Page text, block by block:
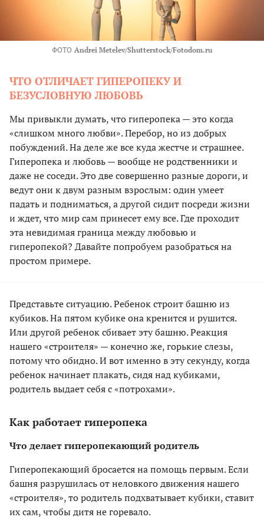
ФОТО Andrei Metelev/Shutterstock/Fotodom.ru
ЧТО ОТЛИЧАЕТ ГИПЕРОПЕКУ И
БЕЗУСЛОВНУЮ ЛЮБОВЬ
Мы привыкли думать, что гиперопека — это когда
«слишком много любви». Перебор, но из добрых
побуждений. На деле же все куда жестче и страшнее.
Гиперопека и любовь — вообще не родственники и
даже не соседи. Это две совершенно разные дороги, и
ведут они к двум разным взрослым: один умеет
падать и подниматься, а другой сидит посреди жизни
и ждет, что мир сам принесет ему все. Где проходит
эта невидимая граница между любовью и
гиперопекой? Давайте попробуем разобраться на
простом примере.
Представьте ситуацию. Ребенок строит башню из
кубиков. На пятом кубике она кренится и рушится.
Или другой ребенок сбивает эту башню. Реакция
нашего «строителя» — конечно же, горькие слезы,
потому что обидно. И вот именно в эту секунду, когда
ребенок начинает плакать, сидя над кубиками,
родитель выдает себя с «потрохами».
Как работает гиперопека
Что делает гиперопекающий родитель
Гиперопекающий бросается на помощь первым. Если
башня разрушилась от неловкого движения нашего
«строителя», то родитель подхватывает кубики, ставит
их сам, чтобы дитя не горевало.